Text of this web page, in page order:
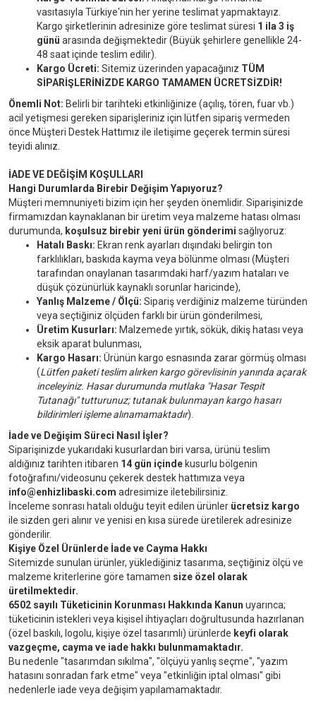
vasıtasıyla Türkiye'nin her yerine teslimat yapmaktayız.
Kargo şirketlerinin adresinize göre teslimat süresi 1 ila 3 iş
günü arasında değişmektedir (Büyük şehirlere genellikle 24-
48 saat içinde teslim edilir).
Kargo Ücreti: Sitemiz üzerinden yapacağınız TÜM
SİPARİŞLERİNİZDE KARGO TAMAMEN ÜCRETSİZDİR!
Önemli Not: Belirli bir tarihteki etkinliğinize (açılış, tören, fuar vb.)
acil yetişmesi gereken siparişleriniz için lütfen sipariş vermeden
önce Müşteri Destek Hattımız ile iletişime geçerek termin süresi
teyidi alınız.
İADE VE DEĞİŞİM KOŞULLARI
Hangi Durumlarda Birebir Değişim Yapıyoruz?
Müşteri memnuniyeti bizim için her şeyden önemlidir. Siparişinizde
firmamızdan kaynaklanan bir üretim veya malzeme hatası olması
durumunda, koşulsuz birebir yeni ürün gönderimi sağlıyoruz:
Hatalı Baskı: Ekran renk ayarları dışındaki belirgin ton
farklılıkları, baskıda kayma veya bölünme olması (Müşteri
tarafından onaylanan tasarımdaki harf/yazım hataları ve
düşük çözünürlük kaynaklı sorunlar haricinde),
Yanlış Malzeme / Ölçü: Sipariş verdiğiniz malzeme türünden
veya seçtiğiniz ölçüden farklı bir ürün gönderilmesi,
Üretim Kusurları: Malzemede yırtık, sökük, dikiş hatası veya
eksik aparat bulunması,
Kargo Hasarı: Ürünün kargo esnasında zarar görmüş olması
(Lütfen paketi teslim alırken kargo görevlisinin yanında açarak
inceleyiniz. Hasar durumunda mutlaka "Hasar Tespit
Tutanağı" tutturunuz; tutanak bulunmayan kargo hasarı
bildirimleri işleme alınamamaktadır).
İade ve Değişim Süreci Nasıl İşler?
Siparişinizde yukarıdaki kusurlardan biri varsa, ürünü teslim
aldığınız tarihten itibaren 14 gün içindekusurlu bölgenin
fotoğrafını/videosunu çekerek destek hattımıza veya
info@enhizlibaski.com adresimize iletebilirsiniz.
İnceleme sonrası hatalı olduğu teyit edilen ürünler ücretsiz kargo
ile sizden geri alınır ve yenisi en kısa sürede üretilerek adresinize
gönderilir.
Kişiye Özel Ürünlerde İade ve Cayma Hakkı
Sitemizde sunulan ürünler, yüklediğiniz tasarıma, seçtiğiniz ölçü ve
malzeme kriterlerine göre tamamen size özel olarak
üretilmektedir.
6502 sayılı Tüketicinin Korunması Hakkında Kanun uyarınca;
tüketicinin istekleri veya kişisel ihtiyaçları doğrultusunda hazırlanan
(özel baskılı, logolu, kişiye özel tasarımlı) ürünlerde keyfi olarak
vazgeçme, cayma ve iade hakkı bulunmamaktadır.
Bu nedenle "tasarımdan sıkılma", "ölçüyü yanlış seçme", "yazım
hatasını sonradan fark etme" veya "etkinliğin iptal olması" gibi
nedenlerle iade veya değişim yapılamamaktadır.